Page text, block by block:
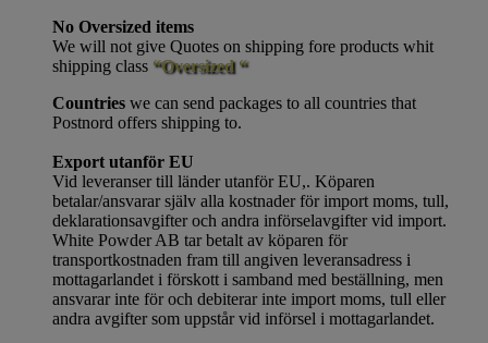
No Oversized items
We will not give Quotes on shipping fore products whit
shipping class “Oversized “
Countries we can send packages to all countries that
Postnord offers shipping to.
Export utanför EU
Vid leveranser till länder utanför EU,. Köparen
betalar/ansvarar själv alla kostnader för import moms, tull,
deklarationsavgifter och andra införselavgifter vid import.
White Powder AB tar betalt av köparen för
transportkostnaden fram till angiven leveransadress i
mottagarlandet i förskott i samband med beställning, men
ansvarar inte för och debiterar inte import moms, tull eller
andra avgifter som uppstår vid införsel i mottagarlandet.